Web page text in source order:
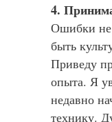
4.
Ошибки
быть
Приведу
опыта. Я
недавно
технику.